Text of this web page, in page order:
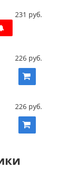
231 руб.
226 руб.
226 руб.